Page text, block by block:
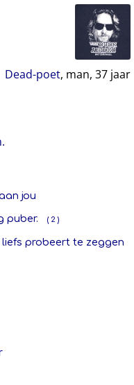
Dead-poet, man, 37jaar
jou
puber. ( 2 )
liefs probeert te zeggen